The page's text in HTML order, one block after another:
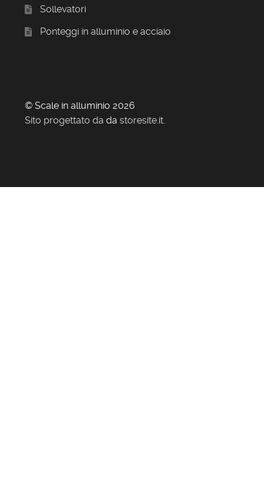
Sollevatori
Ponteggi in alluminio e acciaio
© Scale in alluminio 2026
Sito progettato da da storesite.it.